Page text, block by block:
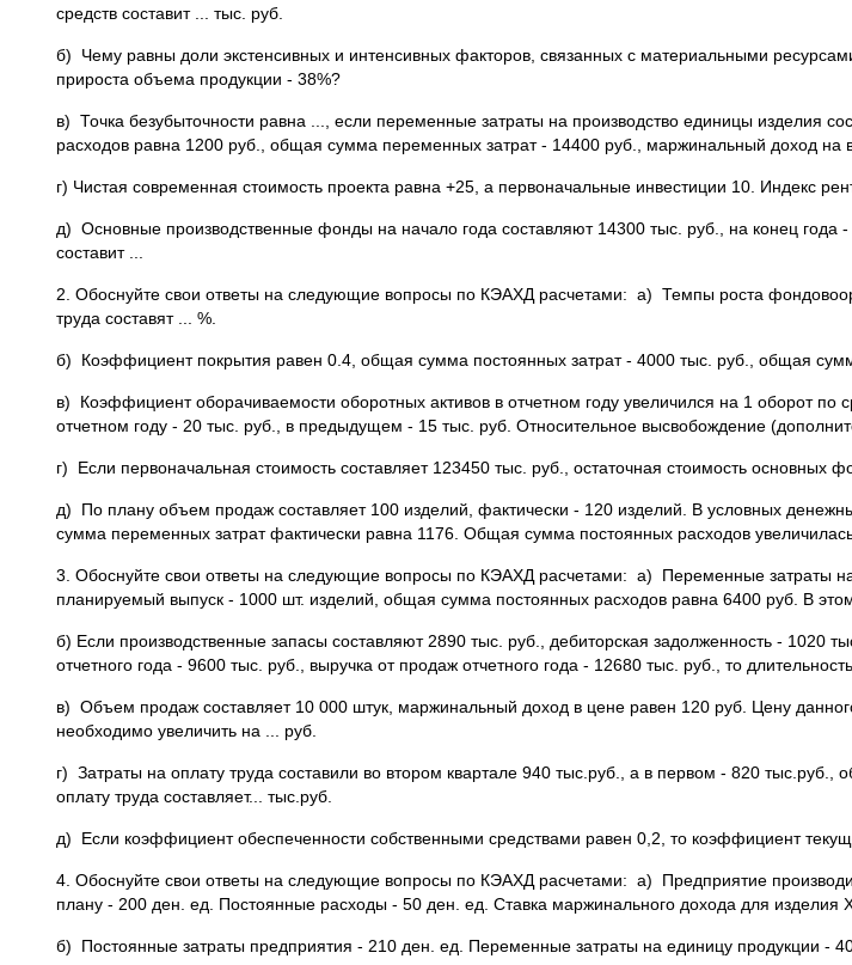
средств составит ... тыс. руб.
б) Чему равны доли экстенсивных и интенсивных факторов, связанных с материальными
прироста объема продукции - 38%?
в) Точка безубыточности равна ..., если переменные затраты на производство единицы изделия
расходов равна 1200 руб., общая сумма переменных затрат - 14400 руб., маржинальный доход на
г) Чистая современная стоимость проекта равна +25, а первоначальные инвестиции 10. Индекс
д) Основные производственные фонды на начало года составляют 14300 тыс. руб., на конец года
составит ...
2. Обоснуйте свои ответы на следующие вопросы по КЭАХД расчетами: а) Темпы роста
труда составят ... %.
б) Коэффициент покрытия равен 0.4, общая сумма постоянных затрат - 4000 тыс. руб., общая
в) Коэффициент оборачиваемости оборотных активов в отчетном году увеличился на 1 оборот
отчетном году - 20 тыс. руб., в предыдущем - 15 тыс. руб. Относительное высвобождение
г) Если первоначальная стоимость составляет 123450 тыс. руб., остаточная стоимость основных
д) По плану объем продаж составляет 100 изделий, фактически - 120 изделий. В условных
сумма переменных затрат фактически равна 1176. Общая сумма постоянных расходов
3. Обоснуйте свои ответы на следующие вопросы по КЭАХД расчетами: а) Переменные затраты
планируемый выпуск - 1000 шт. изделий, общая сумма постоянных расходов равна 6400 руб. В
б) Если производственные запасы составляют 2890 тыс. руб., дебиторская задолженность - 1020
отчетного года - 9600 тыс. руб., выручка от продаж отчетного года - 12680 тыс. руб., то
в) Объем продаж составляет 10 000 штук, маржинальный доход в цене равен 120 руб. Цену
необходимо увеличить на ... руб.
г) Затраты на оплату труда составили во втором квартале 940 тыс.руб., а в первом - 820
оплату труда составляет... тыс.руб.
д) Если коэффициент обеспеченности собственными средствами равен 0,2, то коэффициент
4. Обоснуйте свои ответы на следующие вопросы по КЭАХД расчетами: а) Предприятие
плану - 200 ден. ед. Постоянные расходы - 50 ден. ед. Ставка маржинального дохода для
б) Постоянные затраты предприятия - 210 ден. ед. Переменные затраты на единицу продукции -